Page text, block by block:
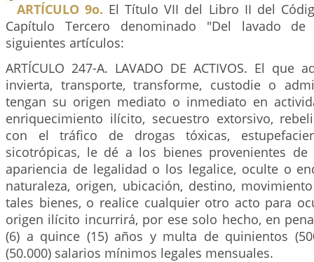
ARTÍCULO 9o. El Título VII del Libro II del
Capítulo Tercero denominado "Del lavado
siguientes artículos:
ARTÍCULO 247-A. LAVADO DE ACTIVOS. El que
invierta, transporte, transforme, custodie o
tengan su origen mediato o inmediato en
enriquecimiento ilícito, secuestro extorsivo,
con el tráfico de drogas tóxicas,
sicotrópicas, le dé a los bienes provenientes de
apariencia de legalidad o los legalice, oculte o
naturaleza, origen, ubicación, destino,
tales bienes, o realice cualquier otro acto para
origen ilícito incurrirá, por ese solo hecho, en
(6) a quince (15) años y multa de quinientos
(50.000) salarios mínimos legales mensuales.